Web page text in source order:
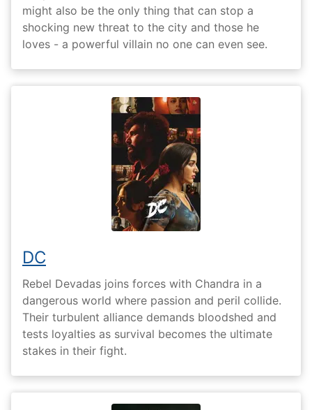
might also be the only thing that can stop a
shocking new threat to the city and those he
loves - a powerful villain no one can even see.
DC
Rebel Devadas joins forces with Chandra in a
dangerous world where passion and peril collide.
Their turbulent alliance demands bloodshed and
tests loyalties as survival becomes the ultimate
stakes in their fight.